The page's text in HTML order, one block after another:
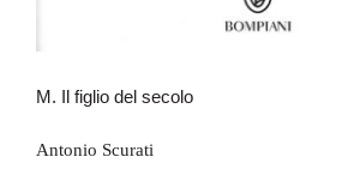
M. Il figlio del secolo
Antonio Scurati